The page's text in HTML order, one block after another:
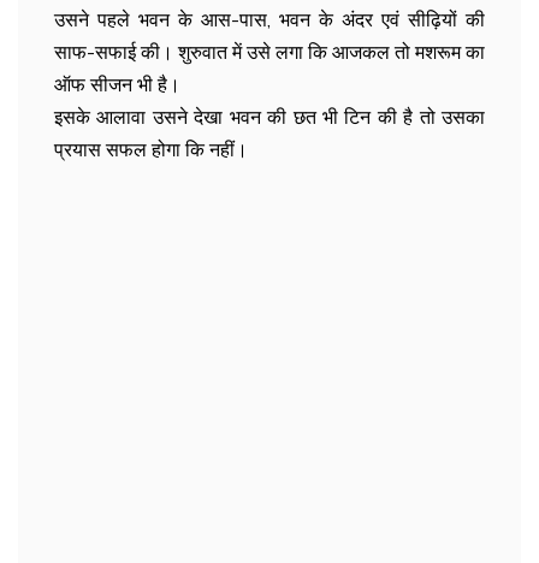
उसने पहले भवन के आस-पास, भवन के अंदर एवं सीढ़ियों की
साफ-सफाई की। शुरुवात में उसे लगा कि आजकल तो मशरूम का
ऑफ सीजन भी है।
इसके आलावा उसने देखा भवन की छत भी टिन की है तो उसका
प्रयास सफल होगा कि नहीं।